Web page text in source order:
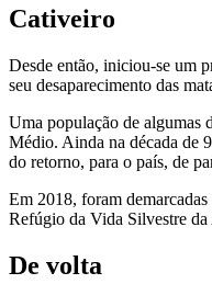
Cativeiro
Desde então, iniciou-se um
seu desaparecimento das
Uma população de algumas
Médio. Ainda na década de
do retorno, para o país, de
Em 2018, foram
Refúgio da Vida Silvestre
De volta